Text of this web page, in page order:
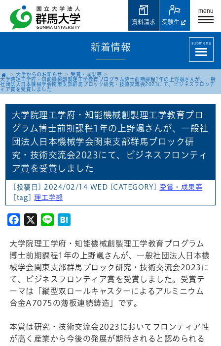
menu
受験生
資料請求
新着情報 submenu
大学からのお知らせ
受賞・成果等
大学院理工学府・知能機械創製理工学教育プログラム博士前期課程1年の上野颯さんが、一般
社団法人日本機械学会関東支部群馬ブロック研究・技術交流会2023にて、ビジネスフロンテ
ィア賞を受賞しました
大学院理工学府・知能機械創製理工学教育プロ
グラム博士前期課程1年の上野颯さんが、一般社
団法人日本機械学会関東支部群馬ブロック研
究・技術交流会2023にて、ビジネスフロンティ
ア賞を受賞しました
[投稿日] 2024/02/14 WED [CATEGORY] 受賞・成果等
[tag] 理工学部
Facebook
X Line
大学院理工学府・知能機械創製理工学教育プログラム
博士前期課程1年の上野颯さんが、一般社団法人日本機
械学会関東支部群馬ブロック研究・技術交流会2023に
て、ビジネスフロンティア賞を受賞しました。受賞テ
ーマは「縦型双ロールキャスターによるアルミニウム
合金A7075の薄板連続鋳造」です。
本賞は研究・技術交流会2023においてフロンティア性
が高く産業から今後の発展が期待されると認められる